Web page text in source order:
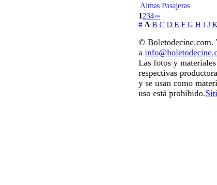
Almas Pasajeras
1234›»
# A B C D E F G H I J
© Boletodecine.com.
a
Las fotos y
respectivas
y se usan como
uso está prohibido.